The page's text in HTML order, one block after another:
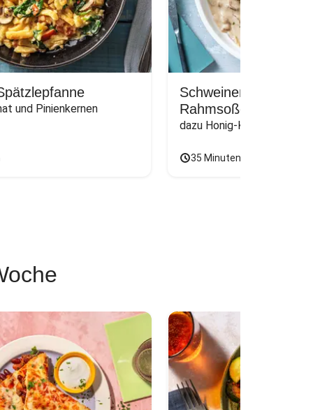
und Pinienkernen
Schweinemedaillons
Rahmsoße
dazu Honig-Karotten und
35 Minuten